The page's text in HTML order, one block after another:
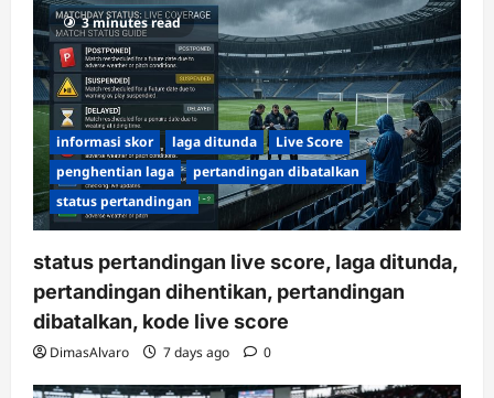
3 minutes read
informasi skor laga ditunda
Live Score
penghentian laga
pertandingan dibatalkan
status pertandingan
status pertandingan live score, laga ditunda,
pertandingan dihentikan, pertandingan
dibatalkan, kode live score
DimasAlvaro 7 days ago 0